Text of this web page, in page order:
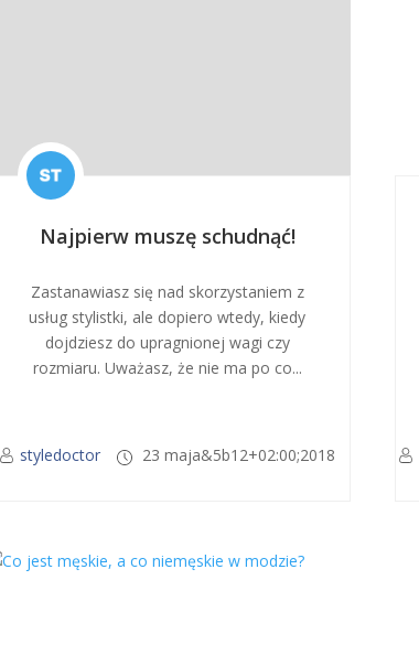
Najpierw muszę schudnąć!
Zastanawiasz się nad skorzystaniem z
usług stylistki, ale dopiero wtedy, kiedy
dojdziesz do upragnionej wagi czy
rozmiaru. Uważasz, że nie ma po co...
styledoctor 23 maja&5b12+02:00;2018